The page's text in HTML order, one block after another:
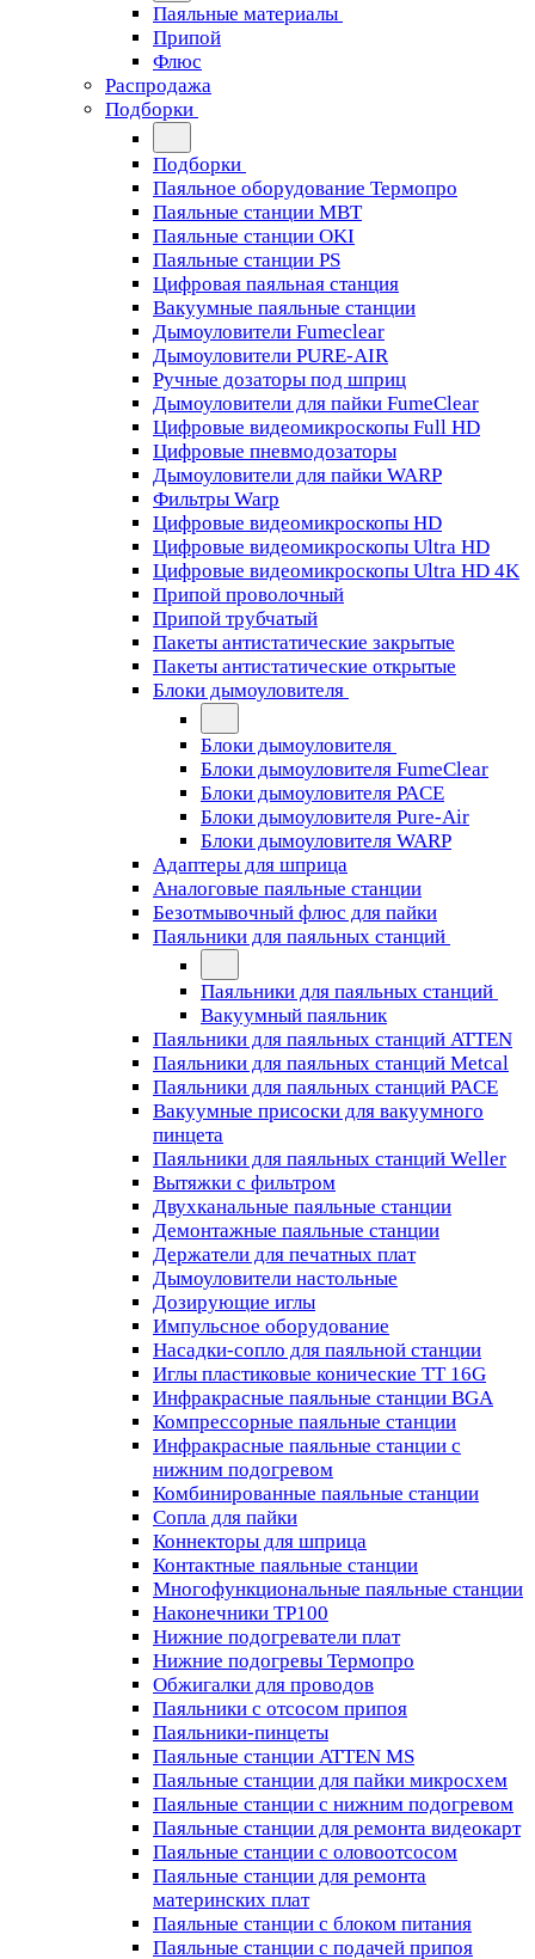
Паяльные материалы
Припой
Флюс
Распродажа
Подборки
Подборки
Паяльное оборудование Термопро
Паяльные станции MBT
Паяльные станции OKI
Паяльные станции PS
Цифровая паяльная станция
Вакуумные паяльные станции
Дымоуловители Fumeclear
Дымоуловители PURE-AIR
Ручные дозаторы под шприц
Дымоуловители для пайки FumeClear
Цифровые видеомикроскопы Full HD
Цифровые пневмодозаторы
Дымоуловители для пайки WARP
Фильтры Warp
Цифровые видеомикроскопы HD
Цифровые видеомикроскопы Ultra HD
Цифровые видеомикроскопы Ultra HD 4K
Припой проволочный
Припой трубчатый
Пакеты антистатические закрытые
Пакеты антистатические открытые
Блоки дымоуловителя
Блоки дымоуловителя
Блоки дымоуловителя FumeClear
Блоки дымоуловителя PACE
Блоки дымоуловителя Pure-Air
Блоки дымоуловителя WARP
Адаптеры для шприца
Аналоговые паяльные станции
Безотмывочный флюс для пайки
Паяльники для паяльных станций
Паяльники для паяльных станций
Вакуумный паяльник
Паяльники для паяльных станций ATTEN
Паяльники для паяльных станций Metcal
Паяльники для паяльных станций PACE
Вакуумные присоски для вакуумного
пинцета
Паяльники для паяльных станций Weller
Вытяжки с фильтром
Двухканальные паяльные станции
Демонтажные паяльные станции
Держатели для печатных плат
Дымоуловители настольные
Дозирующие иглы
Импульсное оборудование
Насадки-сопло для паяльной станции
Иглы пластиковые конические TT 16G
Инфракрасные паяльные станции BGA
Компрессорные паяльные станции
Инфракрасные паяльные станции с
нижним подогревом
Комбинированные паяльные станции
Сопла для пайки
Коннекторы для шприца
Контактные паяльные станции
Многофункциональные паяльные станции
Наконечники TP100
Нижние подогреватели плат
Нижние подогревы Термопро
Обжигалки для проводов
Паяльники с отсосом припоя
Паяльники-пинцеты
Паяльные станции ATTEN MS
Паяльные станции для пайки микросхем
Паяльные станции с нижним подогревом
Паяльные станции для ремонта видеокарт
Паяльные станции с оловоотсосом
Паяльные станции для ремонта
материнских плат
Паяльные станции с блоком питания
Паяльные станции с подачей припоя